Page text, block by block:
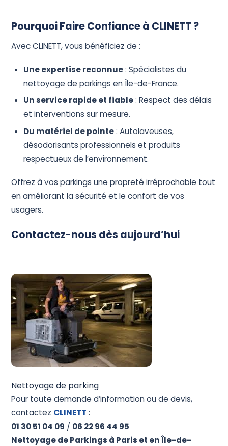
Pourquoi Faire Confiance à CLINETT ?
Avec CLINETT, vous bénéficiez de :
Une expertise reconnue: Spécialistes du
nettoyage de parkings en Île-de-France.
Un service rapide et fiable: Respect des délais
et interventions sur mesure.
Du matériel de pointe: Autolaveuses,
désodorisants professionnels et produits
respectueux de l’environnement.
Offrez à vos parkings une propreté irréprochable tout
en améliorant la sécurité et le confort de vos
usagers.
Contactez-nous dès aujourd’hui
Nettoyage de parking
Pour toute demande d’information ou de devis,
contactez CLINETT :
01 30 51 04 09 / 06 22 96 44 95
Nettoyage de Parkings à Paris et en Île-de-